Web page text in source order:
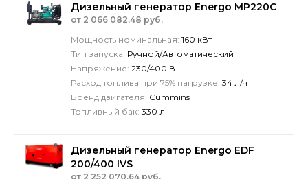
Дизельный генератор Energo MP220C
от 2 066 082,48 руб.
Мощность номинальная: 160 кВт
Тип запуска: Ручной/Автоматический
Напряжение: 230/400 В
Расход топлива при 75% нагрузке: 34 л/ч
Бренд двигателя: Cummins
Топливный бак: 330 л
Дизельный генератор Energo EDF
200/400 IVS
от 2 252 070,64 руб.